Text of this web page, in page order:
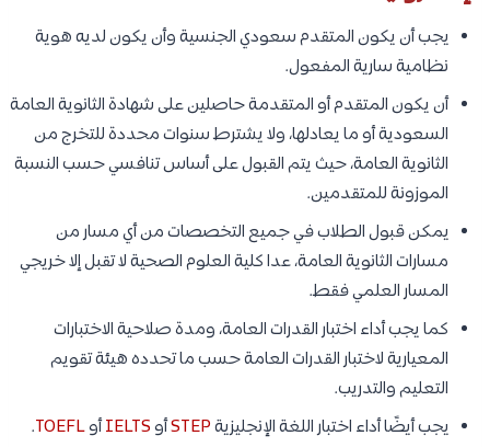
يجب أن يكون المتقدم سعودي الجنسية وأن يكون لديه هوية
نظامية سارية المفعول.
أن يكون المتقدم أو المتقدمة حاصلين على شهادة الثانوية العامة
السعودية أو ما يعادلها، ولا يشترط سنوات محددة للتخرج من
الثانوية العامة، حيث يتم القبول على أساس تنافسي حسب النسبة
الموزونة للمتقدمين.
يمكن قبول الطلاب في جميع التخصصات من أي مسار من
مسارات الثانوية العامة، عدا كلية العلوم الصحية لا تقبل إلا خريجي
المسار العلمي فقط.
كما يجب أداء اختبار القدرات العامة، ومدة صلاحية الاختبارات
المعيارية لاختبار القدرات العامة حسب ما تحدده هيئة تقويم
التعليم والتدريب.
يجب أيضًا أداء اختبار اللغة الإنجليزيةSTEPأوIELTSأوTOEFL
.